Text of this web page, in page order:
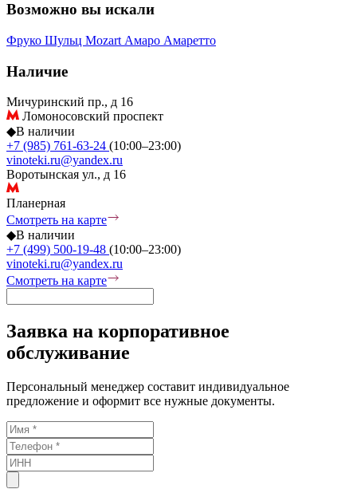
Возможно вы искали
Фруко Шульц Mozart Амаро Амаретто
Наличие
Мичуринский пр., д 16
Ломоносовский проспект
◆В наличии
+7 (985) 761-63-24 (10:00–23:00)
vinoteki.ru@yandex.ru
Воротынская ул., д 16
Планерная
Смотреть на карте
◆В наличии
+7 (499) 500-19-48 (10:00–23:00)
vinoteki.ru@yandex.ru
Смотреть на карте
Заявка на корпоративное
обслуживание
Персональный менеджер составит индивидуальное
предложение и оформит все нужные документы.